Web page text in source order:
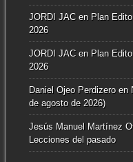
JORDI JACen Plan
2026
JORDI JACen Plan
2026
Daniel Ojeo Perdizeroen
de agosto de 2026)
Jesús Manuel Martínez
Lecciones del pasado